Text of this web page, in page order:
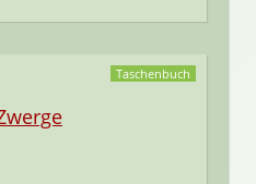
Taschenbuch